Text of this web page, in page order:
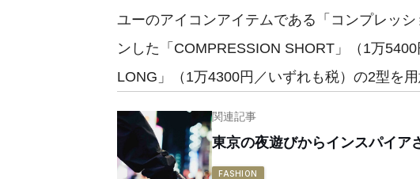
ユーのアイコンアイテムである「コンプレッ
ンした「COMPRESSION SHORT」（1万
LONG」（1万4300円／いずれも税）の2型を用
関連記事
東京の夜遊びからインスパイア
FASHION